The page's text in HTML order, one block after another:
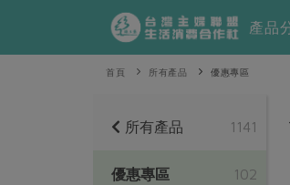
產品
首頁 所有產品 優惠專區
所有產品 1141
優惠專區 102